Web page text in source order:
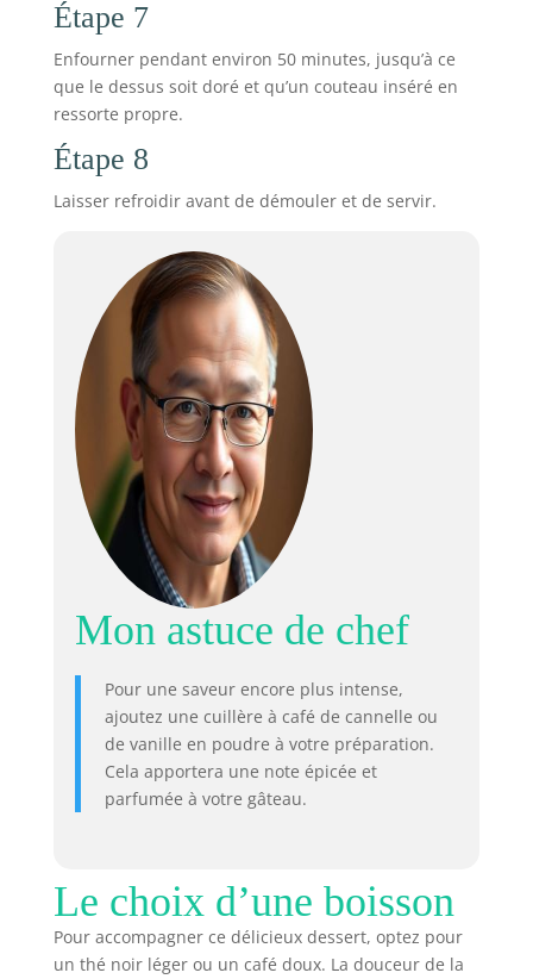
Étape 7
Enfourner pendant environ 50 minutes, jusqu’à ce
que le dessus soit doré et qu’un couteau inséré en
ressorte propre.
Étape 8
Laisser refroidir avant de démouler et de servir.
Mon astuce de chef
Pour une saveur encore plus intense,
ajoutez une cuillère à café de cannelle ou
de vanille en poudre à votre préparation.
Cela apportera une note épicée et
parfumée à votre gâteau.
Le choix d’une boisson
Pour accompagner ce délicieux dessert, optez pour
un thé noir léger ou un café doux. La douceur de la